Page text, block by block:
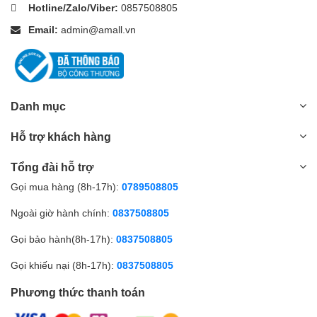
Đầu hút ghế thường có lông cứng.
Thiết kế nhỏ và phẳng – hoạt động tốt trên tất cả các loại
Phụ kiện này cũng thường được chọn khi vệ sinh thảm, loại
Hotline/Zalo/Viber: 0857508805
Email: admin@amall.vn
Danh mục
Hỗ trợ khách hàng
Tổng đài hỗ trợ
Gọi mua hàng (8h-17h): 0789508805
Ngoài giờ hành chính: 0837508805
Gọi bảo hành(8h-17h): 0837508805
Gọi khiếu nại (8h-17h): 0837508805
Phương thức thanh toán